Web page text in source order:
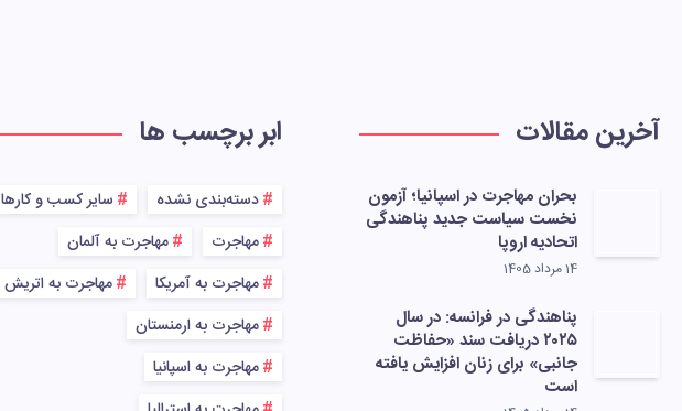
آخرین مقالات
بحران مهاجرت در اسپانیا؛ آزمون
نخست سیاست جدید پناهندگی
اتحادیه اروپا
14 مرداد 1405
پناهندگی در فرانسه: در سال
۲۰۲۵ دریافت سند «حفاظت
جانبی» برای زنان افزایش یافته
است
ابر برچسب ها
دسته‌بندی نشده
سایر کسب و کارها
مهاجرت
مهاجرت به آلمان
مهاجرت به آمریکا
مهاجرت به اتریش
مهاجرت به ارمنستان
مهاجرت به اسپانیا